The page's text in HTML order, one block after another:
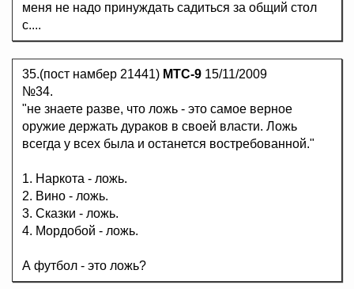
меня не надо принуждать садиться за общий стол
с....
35.(пост намбер 21441) MTC-9 15/11/2009
№34.
"не знаете разве, что ложь - это самое верное
оружие держать дураков в своей власти. Ложь
всегда у всех была и останется востребованной."
1. Наркота - ложь.
2. Вино - ложь.
3. Сказки - ложь.
4. Мордобой - ложь.
А футбол - это ложь?